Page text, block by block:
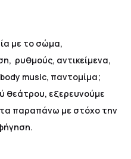
με το σώμα,
ρυθμούς, αντικείμενα,
music, παντομίμα;
θεάτρου, εξερευνούμε
παραπάνω με στόχο την